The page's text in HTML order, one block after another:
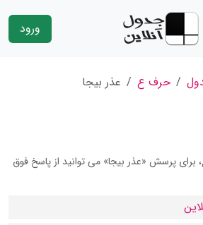
ورود
حرف ع عذر بیجا
پرسش «عذر بیجا» می توانید از پاسخ فوق